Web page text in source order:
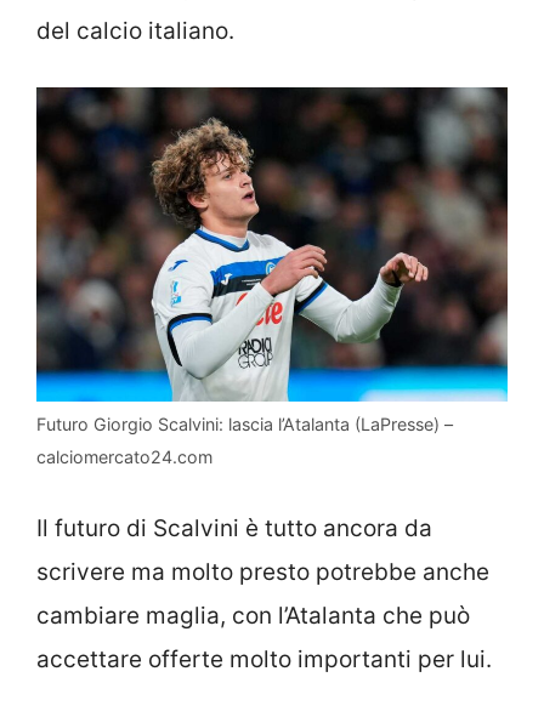
del calcio italiano.
Futuro Giorgio Scalvini: lascia l’Atalanta (LaPresse) –
calciomercato24.com
Il futuro di Scalvini è tutto ancora da
scrivere ma molto presto potrebbe anche
cambiare maglia, con l’Atalanta che può
accettare offerte molto importanti per lui.